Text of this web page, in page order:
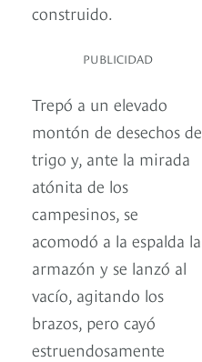
construido.
PUBLICIDAD
Trepó a un elevado
montón de desechos de
trigo y, ante la mirada
atónita de los
campesinos, se
acomodó a la espalda la
armazón y se lanzó al
vacío, agitando los
brazos, pero cayó
estruendosamente